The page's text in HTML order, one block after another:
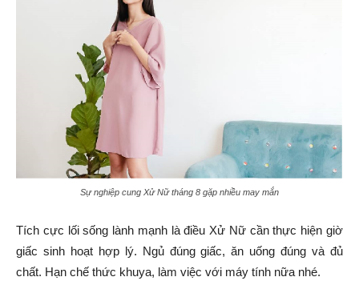
Sự nghiệp cung Xử Nữ tháng 8 gặp nhiều may mắn
Tích cực lối sống lành mạnh là điều Xử Nữ cần thực hiện giờ
giấc sinh hoạt hợp lý. Ngủ đúng giấc, ăn uống đúng và đủ
chất. Hạn chế thức khuya, làm việc với máy tính nữa nhé.